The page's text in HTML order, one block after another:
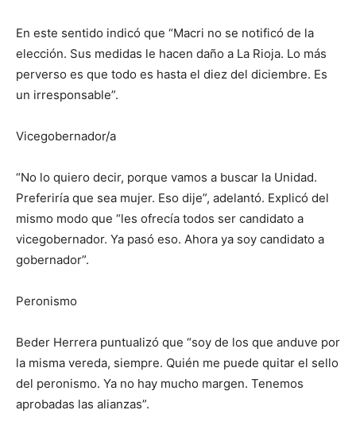
En este sentido indicó que “Macri no se notificó de la
elección. Sus medidas le hacen daño a La Rioja. Lo más
perverso es que todo es hasta el diez del diciembre. Es
un irresponsable”.
Vicegobernador/a
“No lo quiero decir, porque vamos a buscar la Unidad.
Preferiría que sea mujer. Eso dije”, adelantó. Explicó del
mismo modo que “les ofrecía todos ser candidato a
vicegobernador. Ya pasó eso. Ahora ya soy candidato a
gobernador”.
Peronismo
Beder Herrera puntualizó que “soy de los que anduve por
la misma vereda, siempre. Quién me puede quitar el sello
del peronismo. Ya no hay mucho margen. Tenemos
aprobadas las alianzas”.